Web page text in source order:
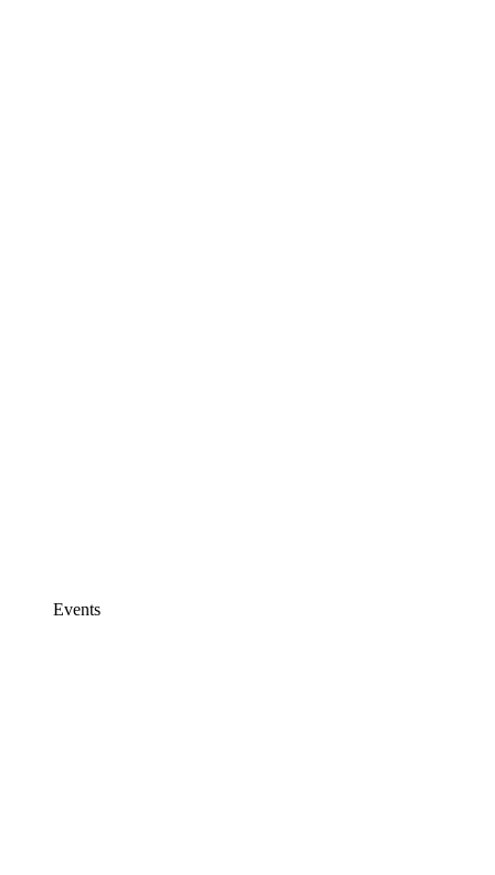
Events